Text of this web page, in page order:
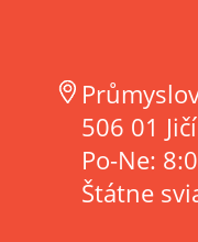
506 01
Po-Ne:
Štátne